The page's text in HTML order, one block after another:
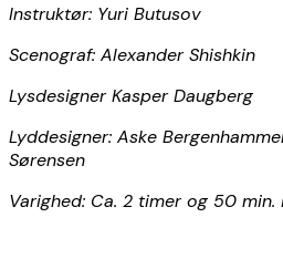
Instruktør: Yuri Butusov
Scenograf: Alexander Shishkin
Lysdesigner Kasper Daugberg
Lyddesigner: Aske
Sørensen
Varighed: Ca. 2 timer og 50 min.